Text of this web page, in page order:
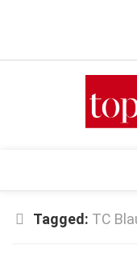
Verkaufsstellen
Top
Tagged: TC